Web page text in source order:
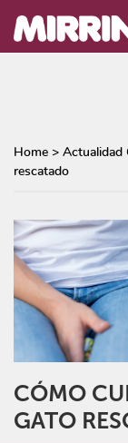
Home > Actualidad
rescatado
CÓMO
GATO